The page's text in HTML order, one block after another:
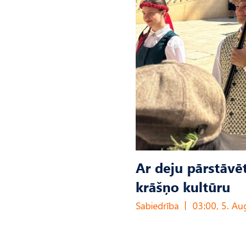
Ar deju
krāšņo kultūru
Sabiedrība 03:00, 5.